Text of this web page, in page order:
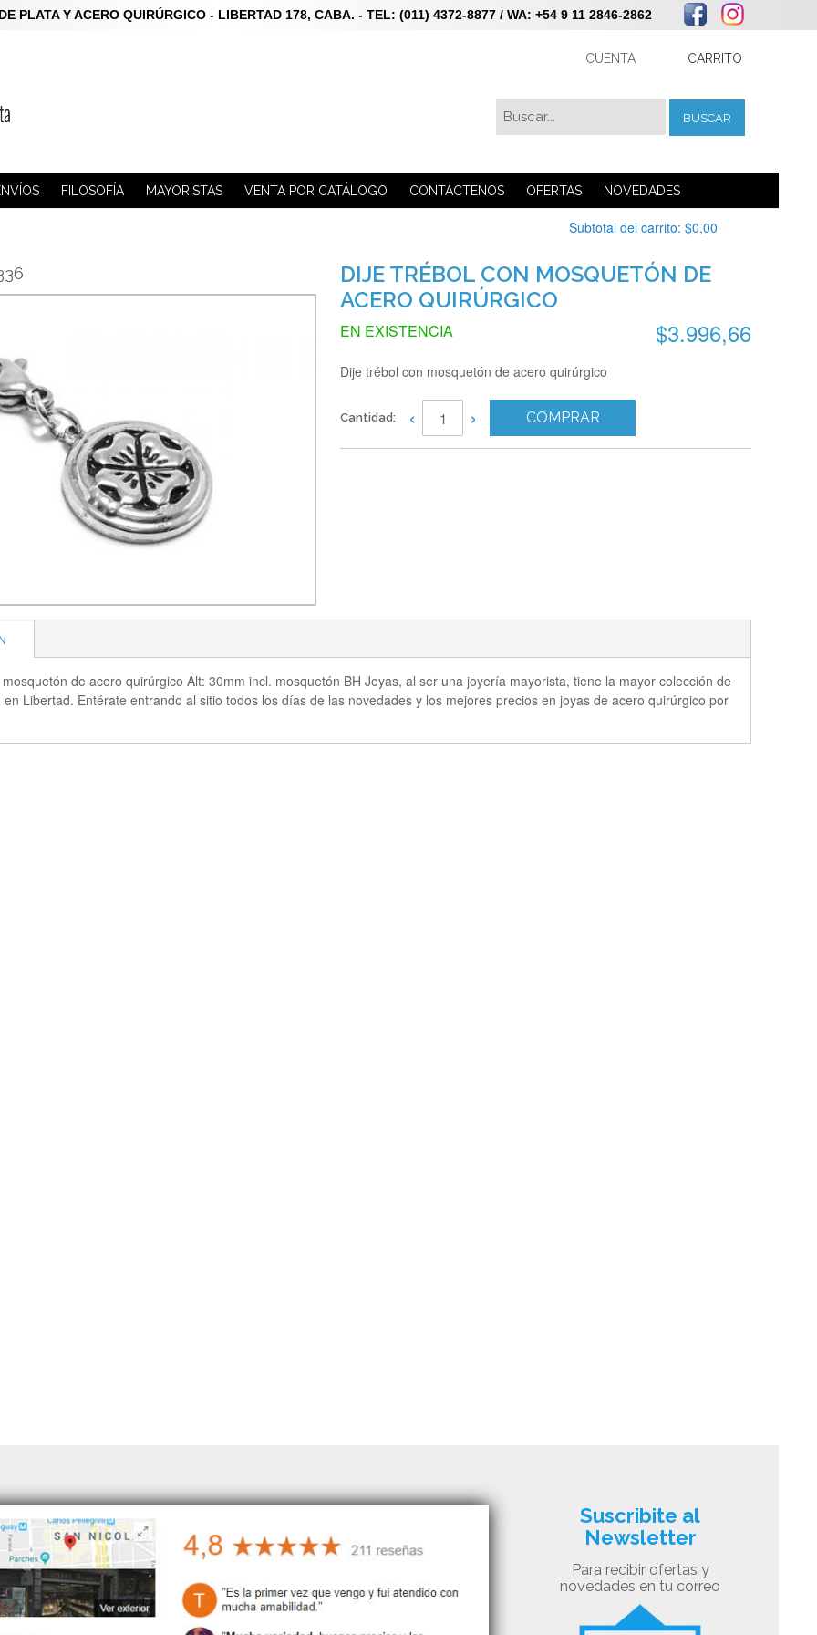
PLATA Y ACERO QUIRÚRGICO - LIBERTAD 178, CABA. - TEL: (011) 4372-8877 / WA: +54 9 11 2846-2862
CUENTA CARRITO
FILOSOFÍA MAYORISTAS VENTA POR CATÁLOGO CONTÁCTENOS OFERTAS NOVEDADES
BUSCAR
Subtotal del carrito: $0,00
DIJE TRÉBOL CON MOSQUETÓN DE
ACERO QUIRÚRGICO
$3.996,66
EN EXISTENCIA
Dije trébol con mosquetón de acero quirúrgico
Cantidad: ‹ › COMPRAR
de acero quirúrgico Alt: 30mm incl. mosquetón BH Joyas, al ser una joyería mayorista, tiene la mayor colección de
Libertad. Entérate entrando al sitio todos los días de las novedades y los mejores precios en joyas de acero quirúrgico por
Suscribite al
Newsletter
Para recibir ofertas y
novedades en tu correo